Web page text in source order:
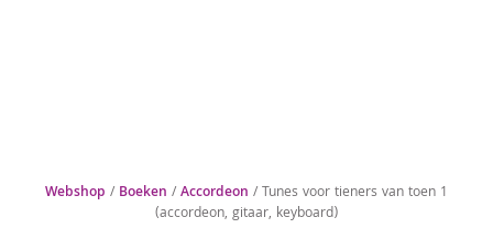
Webshop / Boeken /Accordeon / Tunes voor tieners van toen 1
(accordeon, gitaar, keyboard)